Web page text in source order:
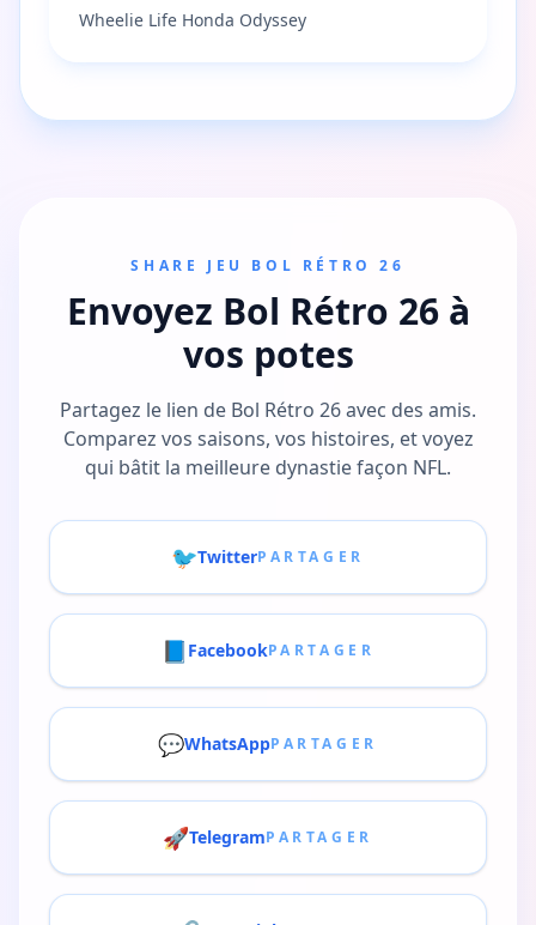
Wheelie Life Honda Odyssey
SHARE JEU BOL RÉTRO 26
Envoyez Bol Rétro 26 à
vos potes
Partagez le lien de Bol Rétro 26 avec des amis.
Comparez vos saisons, vos histoires, et voyez
qui bâtit la meilleure dynastie façon NFL.
🐦TwitterPARTAGER
📘 FacebookPARTAGER
💬WhatsAppPARTAGER
🚀TelegramPARTAGER